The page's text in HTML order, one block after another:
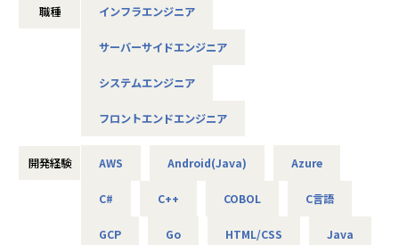
・自社ECサイトの新規立ち上げ（要件定義～運用／TypeScr
・大手メーカー向け製造システムの業務改善プロジェクト
・ECクラウド基盤設計（AWS／VMware）
・大手クライアント向け仮想環境移行・導入（Windows／A
＜安心のサポート体制＞
ひとりで悩まず、安心して挑戦できます。
◆落ち着いた環境で、長く働きたい方へ
OKの案件も多く、週2～3日出社が基本。残業は月9時間ほど
現場には教育担当がつき、月1回の面談やチャット相談も実
にも柔軟に対応しています。
◆マネジメントにも挑戦したい方へ
職種 インフラエンジニア
サーバーサイドエンジニア
システムエンジニア
フロントエンドエンジニア
開発経験 AWS Android(Java) Azure
C# C++ COBOL C言語
GCP Go HTML/CSS Java